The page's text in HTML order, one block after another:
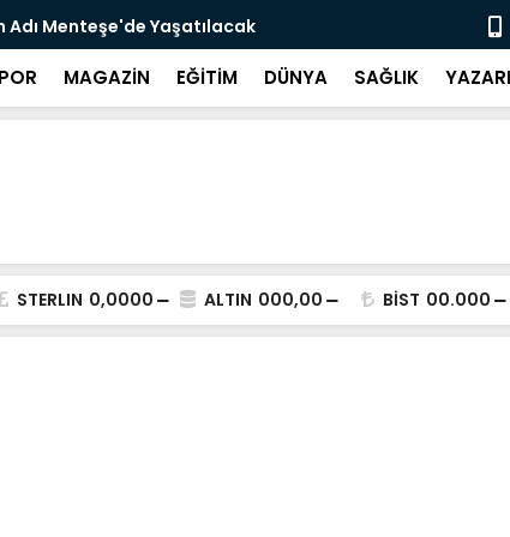
Menteşe'de Yaşatılacak Emekli
MAGAZİN EĞİTİM DÜNYA SAĞLIK
STERLIN 0,0000 ALTIN 000,00 BİST 00.000